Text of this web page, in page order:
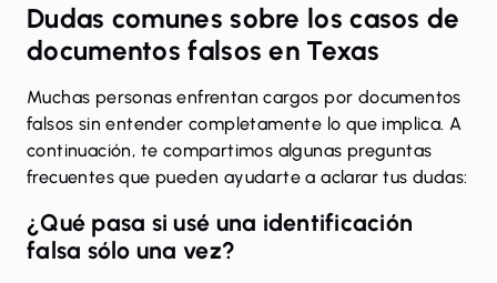
Dudas comunes sobre los casos de
documentos falsos en Texas
Muchas personas enfrentan cargos por documentos
falsos sin entender completamente lo que implica. A
continuación, te compartimos algunas preguntas
frecuentes que pueden ayudarte a aclarar tus dudas:
¿Qué pasa si usé una identificación
falsa sólo una vez?